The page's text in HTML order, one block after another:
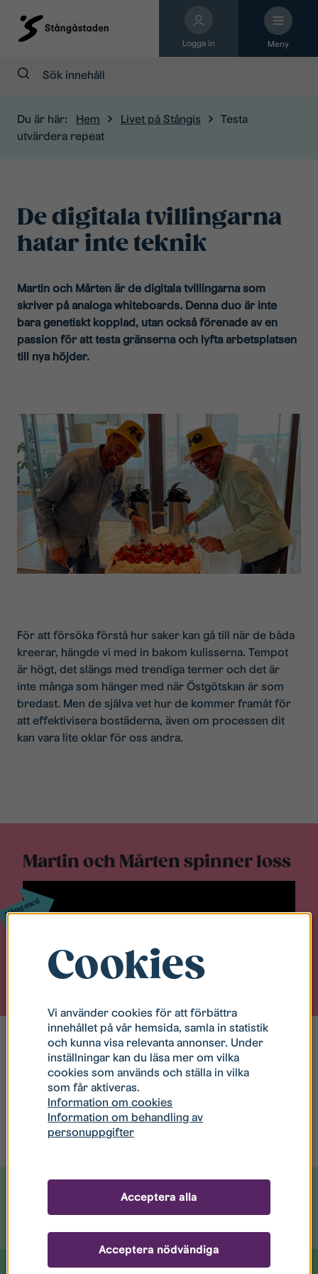
Logga in Meny
Sök:
Du är här: Hem Livet på Stångis
Testa
utvärdera repeat
De digitala tvillingarna
hatar inte teknik
Martin och Mårten är de digitala tvillingarna som
skriver på analoga whiteboards. Denna duo är inte
bara genetiskt kopplad, utan också förenade av en
passion för att testa gränserna och lyfta arbetsplatsen
till nya höjder.
För att försöka förstå hur saker kan gå till när de båda
kreerar, hängde vi med in bakom kulisserna. Tempot
är högt, det slängs med trendiga termer och det är
inte många som hänger med när Östgötskan är som
bredast. Men de själva vet hur de kommer framåt för
att effektivisera bostäderna, även om processen dit
kan vara lite oklar för oss andra.
Martin och Mårten spinner loss
Testa utvärdera repeat
Cookies
Vi använder cookies för att förbättra
innehållet på vår hemsida, samla in statistik
och kunna visa relevanta annonser. Under
inställningar kan du läsa mer om vilka
cookies som används och ställa in vilka
som får aktiveras.
Information om cookies
Information om behandling av
personuppgifter
Acceptera nödvändiga
Acceptera alla